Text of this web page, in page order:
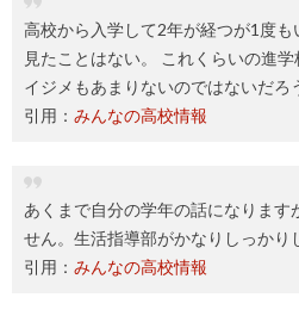
高校から入学して2年が経つが1度
見たことはない。 これくらいの進学
イジメもあまりないのではないだろ
引用： みんなの高校情報
あくまで自分の学年の話になります
せん。生活指導部がかなりしっかり
引用： みんなの高校情報